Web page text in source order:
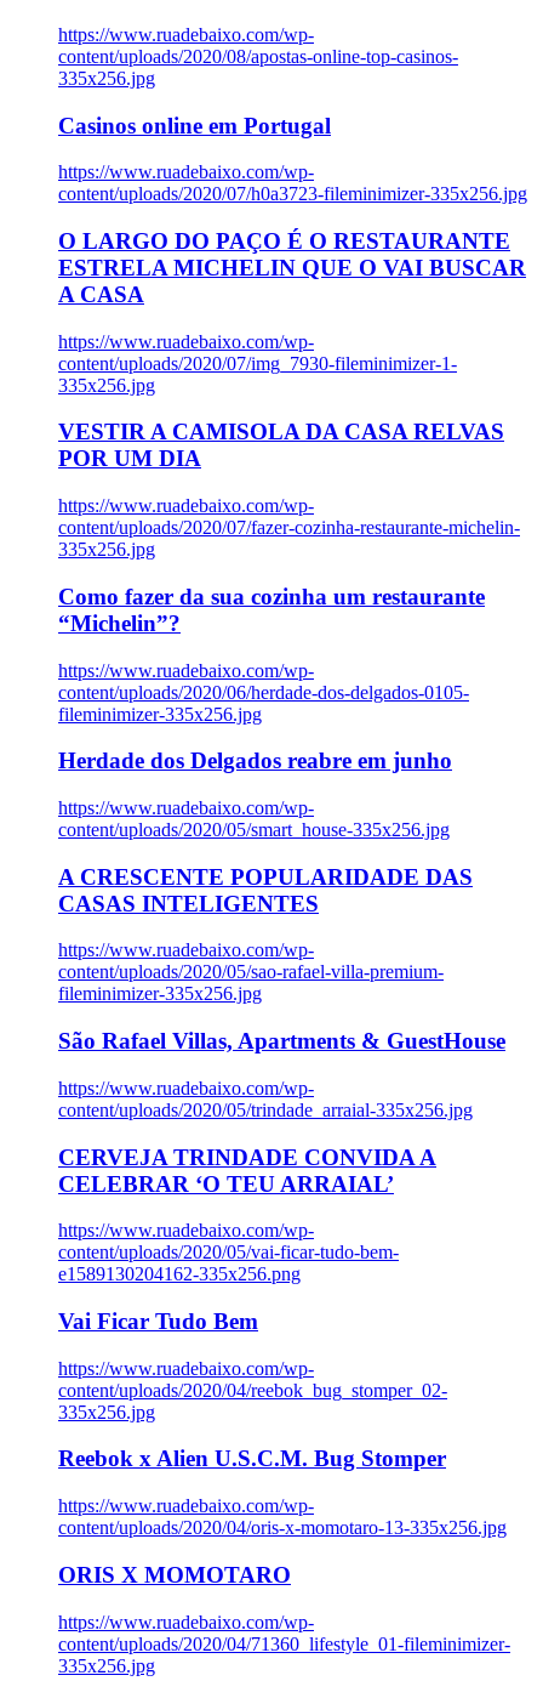
https://www.ruadebaixo.com/wp-
content/uploads/2020/08/apostas-online-top-casinos-
335x256.jpg
Casinos online em Portugal
https://www.ruadebaixo.com/wp-
content/uploads/2020/07/h0a3723-fileminimizer-335x256.jpg
O LARGO DO PAÇO É O RESTAURANTE
ESTRELA MICHELIN QUE O VAI BUSCAR
A CASA
https://www.ruadebaixo.com/wp-
content/uploads/2020/07/img_7930-fileminimizer-1-
335x256.jpg
VESTIR A CAMISOLA DA CASA RELVAS
POR UM DIA
https://www.ruadebaixo.com/wp-
content/uploads/2020/07/fazer-cozinha-restaurante-michelin-
335x256.jpg
Como fazer da sua cozinha um restaurante
“Michelin”?
https://www.ruadebaixo.com/wp-
content/uploads/2020/06/herdade-dos-delgados-0105-
fileminimizer-335x256.jpg
Herdade dos Delgados reabre em junho
https://www.ruadebaixo.com/wp-
content/uploads/2020/05/smart_house-335x256.jpg
A CRESCENTE POPULARIDADE DAS
CASAS INTELIGENTES
https://www.ruadebaixo.com/wp-
content/uploads/2020/05/sao-rafael-villa-premium-
fileminimizer-335x256.jpg
São Rafael Villas, Apartments & GuestHouse
https://www.ruadebaixo.com/wp-
content/uploads/2020/05/trindade_arraial-335x256.jpg
CERVEJA TRINDADE CONVIDA A
CELEBRAR ‘O TEU ARRAIAL’
https://www.ruadebaixo.com/wp-
content/uploads/2020/05/vai-ficar-tudo-bem-
e1589130204162-335x256.png
Vai Ficar Tudo Bem
https://www.ruadebaixo.com/wp-
content/uploads/2020/04/reebok_bug_stomper_02-
335x256.jpg
Reebok x Alien U.S.C.M. Bug Stomper
https://www.ruadebaixo.com/wp-
content/uploads/2020/04/oris-x-momotaro-13-335x256.jpg
ORIS X MOMOTARO
https://www.ruadebaixo.com/wp-
content/uploads/2020/04/71360_lifestyle_01-fileminimizer-
335x256.jpg